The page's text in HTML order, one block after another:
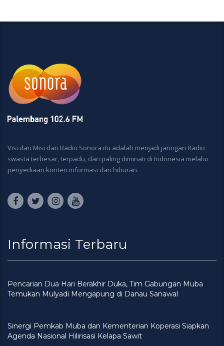
Visi dan Misi dari Radio Sonora itu adalah menjadi jaringan Radio
swasta terbesar, terpadu, dan paling diminati di Indonesia melalui
penyediaan konten informasi dan hiburan.
Informasi Terbaru
Pencarian Dua Hari Berakhir Duka, Tim Gabungan Muba
Temukan Mulyadi Mengapung di Danau Sanawal
Sinergi Pemkab Muba dan Kementerian Koperasi Siapkan
Agenda Nasional Hilirisasi Kelapa Sawit